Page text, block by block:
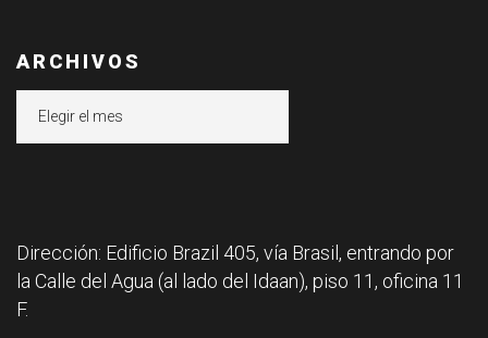
ARCHIVOS
Dirección: Edificio Brazil 405, vía Brasil, entrando por
la Calle del Agua (al lado del Idaan), piso 11, oficina 11
F.